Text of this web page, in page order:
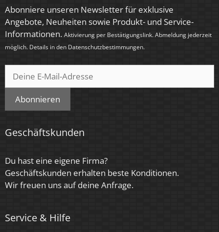
Zündzeit
< 0,5 Sek.
Farbe
Farbkonsistenz
< 6 SDCM
F
Marke / Hersteller
Luxvenum
Abonniere unseren Newsletter für exklusive
Angebote, Neuheiten sowie Produkt- und Service-
Informationen. Aktivierung per Bestätigungslink. Abmeldung jederzeit
möglich. Details in den Datenschutzbestimmungen.
Abonnieren
Geschäftskunden
Du hast eine eigene Firma?
Geschäftskunden erhalten beste Konditionen.
Wir freuen uns auf deine Anfrage.
Service & Hilfe